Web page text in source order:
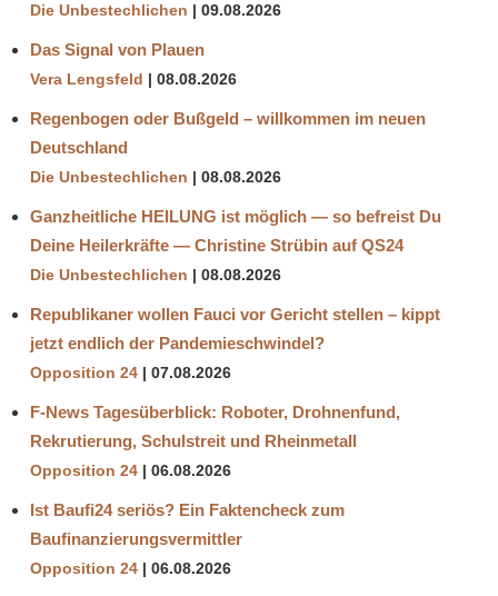
Die Unbestechlichen 09.08.2026
Das Signal von Plauen
Vera Lengsfeld 08.08.2026
Regenbogen oder Bußgeld – willkommen im neuen
Deutschland
Die Unbestechlichen 08.08.2026
Ganzheitliche HEILUNG ist möglich — so befreist Du
Deine Heilerkräfte — Christine Strübin auf QS24
Die Unbestechlichen 08.08.2026
Republikaner wollen Fauci vor Gericht stellen – kippt
jetzt endlich der Pandemieschwindel?
Opposition 24 07.08.2026
F-News Tagesüberblick: Roboter, Drohnenfund,
Rekrutierung, Schulstreit und Rheinmetall
Opposition 24 06.08.2026
Ist Baufi24 seriös? Ein Faktencheck zum
Baufinanzierungsvermittler
Opposition 24 06.08.2026